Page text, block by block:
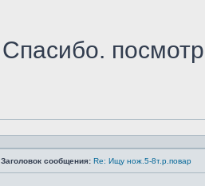
Спасибо.
Заголовок сообщения: Re: Ищу нож.5-8т.р.повар